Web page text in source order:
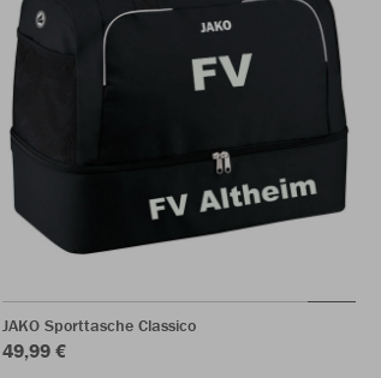
JAKO Sporttasche Classico
49,99 €